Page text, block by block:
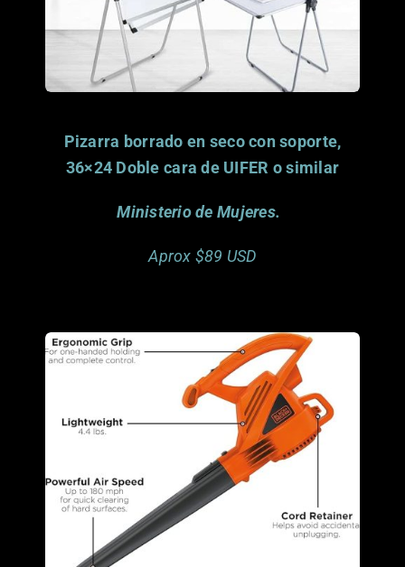
Este artículo ya fue
donado por
Pizarra borrado en seco con soporte,
36×24 Doble cara de UIFER o similar
Ministerio de Mujeres.
Aprox $89 USD
Este artículo ya fue
donado por
Saul Candelaria. El Paso, TX